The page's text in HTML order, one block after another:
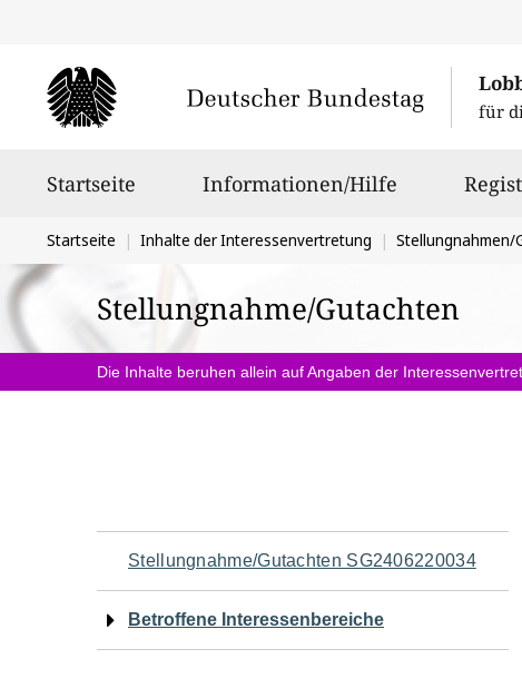
für
Startseite Informationen/Hilfe
Sie
befinden
sich
hier:
Startseite Inhalte der Interessenvertretung Stellungnahmen/
Stellungnahme/Gutachten
Die Inhalte beruhen allein auf Angaben der
Navigation
für
Stellungnahme/Gutachten SG2406220034
Betroffene Interessenbereiche